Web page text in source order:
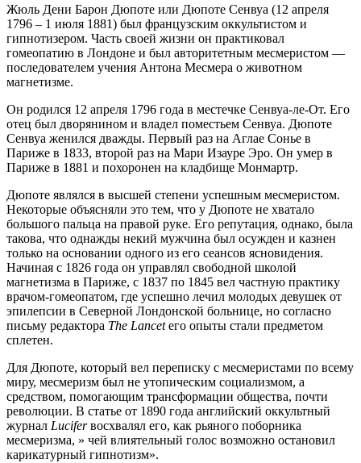
Жюль Дени Барон Дюпоте или Дюпоте Сенвуа (12 апреля
1796 – 1 июля 1881) был французским оккультистом и
гипнотизером. Часть своей жизни он практиковал
гомеопатию в Лондоне и был авторитетным месмеристом —
последователем учения Антона Месмера о животном
магнетизме.
Он родился 12 апреля 1796 года в местечке Сенвуа-ле-От. Его
отец был дворянином и владел поместьем Сенвуа. Дюпоте
Сенвуа женился дважды. Первый раз на Аглае Сонье в
Париже в 1833, второй раз на Мари Изауре Эро. Он умер в
Париже в 1881 и похоронен на кладбище Монмартр.
Дюпоте являлся в высшей степени успешным месмеристом.
Некоторые объясняли это тем, что у Дюпоте не хватало
большого пальца на правой руке. Его репутация, однако, была
такова, что однажды некий мужчина был осужден и казнен
только на основании одного из его сеансов ясновидения.
Начиная с 1826 года он управлял свободной школой
магнетизма в Париже, с 1837 по 1845 вел частную практику
врачом-гомеопатом, где успешно лечил молодых девушек от
эпилепсии в Северной Лондонской больнице, но согласно
письму редактора The Lancetего опыты стали предметом
сплетен.
Для Дюпоте, который вел переписку с месмеристами по всему
миру, месмеризм был не утопическим социализмом, а
средством, помогающим трансформации общества, почти
революции. В статье от 1890 года английский оккультный
журнал Luciferвосхвалял его, как рьяного поборника
месмеризма, » чей влиятельный голос возможно остановил
карикатурный гипнотизм».